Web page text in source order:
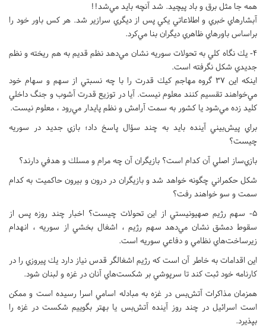
همه جا مثل برق و باد پيچيد. شد آنچه بايد مي‌شد!!
آبشارهاي خبري و اطلاعاتي يكي پس از ديگري سرازير شد. هر كس باور خود را
براساس باورهاي ظاهري ديگران بنا مي‌كرد.
4- يك نگاه كلي به تحولات سوريه نشان مي‌دهد نظم قديم به هم ريخته و نظم
جديدي شكل نگرفته است.
اينكه اين 37 گروه مهاجم كيك قدرت را با چه نسبتي از سهم و سهام خود
مي‌خواهند تقسيم كنند معلوم نيست. آيا در توزيع قدرت آشوب و جنگ داخلي
كليد زده مي‌شود يا كشور به سمت آرامش و نظم پايدار مي‌رود ، معلوم نيست.
براي پيش‌بيني آینده بايد به چند سؤال پاسخ داد؛ بازي جديد در سوريه
چيست؟
بازي‌ساز اصلي آن كدام است؟ بازيگران آن چه مرام و مسلك و هدفي دارند؟
شكل حكمراني چگونه خواهد شد و بازيگران در درون و بيرون حاكميت به كدام
سمت و سو خواهند رفت؟
5- سهم رژيم صهيونيستي از اين تحولات چيست؟ اخبار چند روزه پس از
سقوط دمشق نشان مي‌دهد سهم رژيم ، اشغال بخشي از سوريه ، انهدام
زيرساخت‌هاي نظامي و دفاعي سوريه است.
اين اقدامات به خاطر آن است كه رژيم اشغالگر قدس نياز دارد يك پيروزي را در
كارنامه خود ثبت كند تا سرپوشي بر شكست‌هاي آنان در غزه و لبنان شود.
همزمان مذاكرات آتش‌بس در غزه به مبادله اسامي اسرا رسيده است و ممكن
است اسرائيل در چند روز آينده آتش‌بس يا بهتر بگوييم شكست در غزه را
بپذيرد.